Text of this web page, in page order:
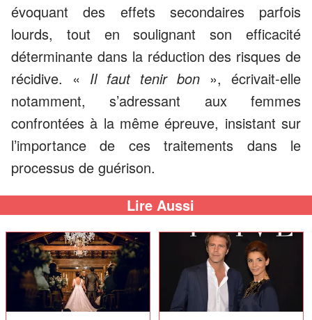
évoquant des effets secondaires parfois
lourds, tout en soulignant son efficacité
déterminante dans la réduction des risques de
récidive. « Il faut tenir bon », écrivait-elle
notamment, s’adressant aux femmes
confrontées à la même épreuve, insistant sur
l’importance de ces traitements dans le
processus de guérison.
Lire Aussi